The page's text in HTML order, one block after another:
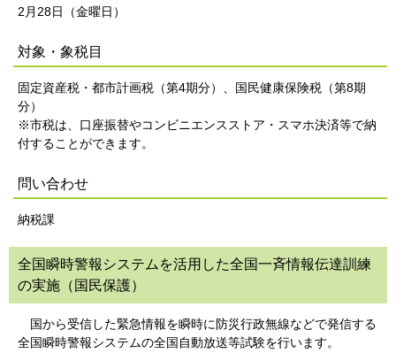
2月28日（金曜日）
対象・象税目
固定資産税・都市計画税（第4期分）、国民健康保険税（第8期
分）
※市税は、口座振替やコンビニエンスストア・スマホ決済等で納
付することができます。
問い合わせ
納税課
全国瞬時警報システムを活用した全国一斉情報伝達訓練
の実施（国民保護）
国から受信した緊急情報を瞬時に防災行政無線などで発信する
全国瞬時警報システムの全国自動放送等試験を行います。